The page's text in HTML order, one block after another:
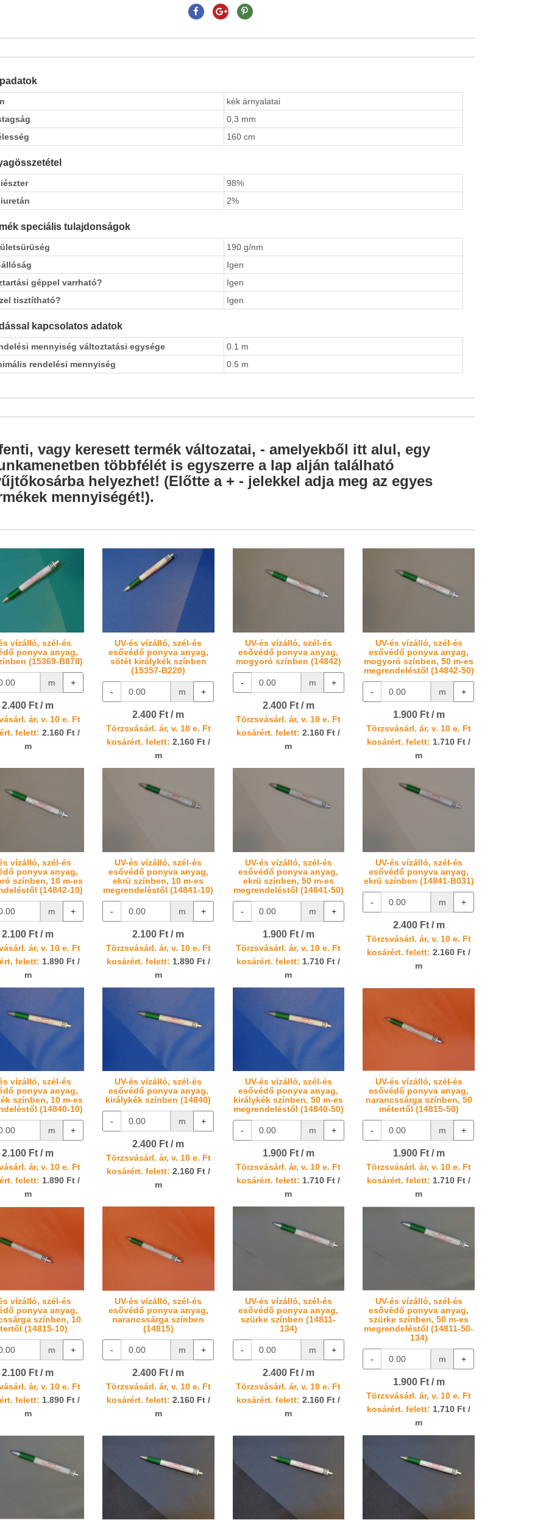
kék árnyalatai
0,3 mm
160 cm
98%
2%
speciális tulajdonságok
190 g/nm
állóság
Igen
géppel varrható?
Igen
tisztítható?
Igen
kapcsolatos adatok
mennyiség változtatási egysége
0.1 m
rendelési mennyiség
0.5 m
vagy keresett termék változatai, - amelyekből itt alul, egy
többfélét is egyszerre a lap alján található
helyezhet! (Előtte a + - jelekkel adja meg az egyes
mennyiségét!).
vízálló, szél-és
ponyva anyag,
(15369-B878)
m +
2.400 Ft / m
ár, v. 10 e. Ft
felett: 2.160 Ft /
m
UV-és vízálló, szél-és
esővédő ponyva anyag,
sötét királykék színben
(15357-B220)
- m +
2.400 Ft / m
Törzsvásárl. ár, v. 10 e. Ft
kosárért. felett: 2.160 Ft /
m
UV-és vízálló, szél-és
esővédő ponyva anyag,
mogyoró színben (14842)
- m +
2.400 Ft / m
Törzsvásárl. ár, v. 10 e. Ft
kosárért. felett: 2.160 Ft /
m
UV-és vízálló, szél-és
esővédő ponyva anyag,
mogyoró színben, 50 m-es
megrendeléstől (14842-50)
- m +
1.900 Ft / m
Törzsvásárl. ár, v. 10 e. Ft
kosárért. felett: 1.710 Ft /
m
vízálló, szél-és
ponyva anyag,
színben, 10 m-es
(14842-10)
m +
2.100 Ft / m
ár, v. 10 e. Ft
felett: 1.890 Ft /
m
UV-és vízálló, szél-és
esővédő ponyva anyag,
ekrü színben, 10 m-es
megrendeléstől (14841-10)
- m +
2.100 Ft / m
Törzsvásárl. ár, v. 10 e. Ft
kosárért. felett: 1.890 Ft /
m
UV-és vízálló, szél-és
esővédő ponyva anyag,
ekrü színben, 50 m-es
megrendeléstől (14841-50)
- m +
1.900 Ft / m
Törzsvásárl. ár, v. 10 e. Ft
kosárért. felett: 1.710 Ft /
m
UV-és vízálló, szél-és
esővédő ponyva anyag,
ekrü színben (14841-B031)
- m +
2.400 Ft / m
Törzsvásárl. ár, v. 10 e. Ft
kosárért. felett: 2.160 Ft /
m
vízálló, szél-és
ponyva anyag,
színben, 10 m-es
(14840-10)
m +
2.100 Ft / m
ár, v. 10 e. Ft
felett: 1.890 Ft /
m
UV-és vízálló, szél-és
esővédő ponyva anyag,
királykék színben (14840)
- m +
2.400 Ft / m
Törzsvásárl. ár, v. 10 e. Ft
kosárért. felett: 2.160 Ft /
m
UV-és vízálló, szél-és
esővédő ponyva anyag,
királykék színben, 50 m-es
megrendeléstől (14840-50)
- m +
1.900 Ft / m
Törzsvásárl. ár, v. 10 e. Ft
kosárért. felett: 1.710 Ft /
m
UV-és vízálló, szél-és
esővédő ponyva anyag,
narancssárga színben, 50
métertől (14815-50)
- m +
1.900 Ft / m
Törzsvásárl. ár, v. 10 e. Ft
kosárért. felett: 1.710 Ft /
m
vízálló, szél-és
ponyva anyag,
színben, 10
(14815-10)
m +
2.100 Ft / m
ár, v. 10 e. Ft
felett: 1.890 Ft /
m
UV-és vízálló, szél-és
esővédő ponyva anyag,
narancssárga színben
(14815)
- m +
2.400 Ft / m
Törzsvásárl. ár, v. 10 e. Ft
kosárért. felett: 2.160 Ft /
m
UV-és vízálló, szél-és
esővédő ponyva anyag,
szürke színben (14811-
134)
- m +
2.400 Ft / m
Törzsvásárl. ár, v. 10 e. Ft
kosárért. felett: 2.160 Ft /
m
UV-és vízálló, szél-és
esővédő ponyva anyag,
szürke színben, 50 m-es
megrendeléstől (14811-50-
134)
- m +
1.900 Ft / m
Törzsvásárl. ár, v. 10 e. Ft
kosárért. felett: 1.710 Ft /
m